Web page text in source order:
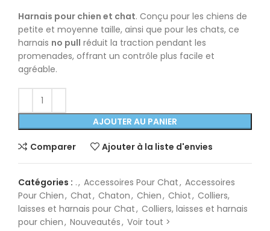
Harnais pour chien et chat. Conçu pour les chiens de
petite et moyenne taille, ainsi que pour les chats, ce
harnais no pull réduit la traction pendant les
promenades, offrant un contrôle plus facile et
agréable.
AJOUTER AU PANIER
Comparer Ajouter à la liste d'envies
Catégories : ., Accessoires Pour Chat, Accessoires
Pour Chien, Chat, Chaton, Chien, Chiot, Colliers,
laisses et harnais pour Chat, Colliers, laisses et harnais
pour chien, Nouveautés, Voir tout >